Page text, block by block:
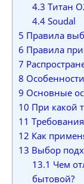
4.3 Титан
4.4Soudal
5 Правила
6 Правила
7
8
9 Основные
10 При какой
11
12 Как
13 Выбор
13.1 Чем
бытовой?